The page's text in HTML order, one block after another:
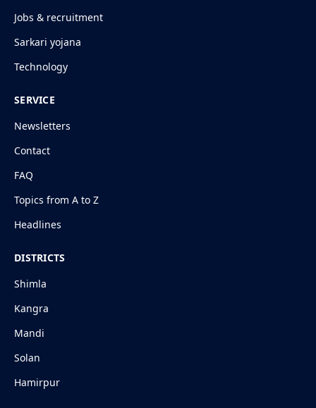
Jobs & recruitment
Sarkari yojana
Technology
SERVICE
Newsletters
Contact
FAQ
Topics from A to Z
Headlines
DISTRICTS
Shimla
Kangra
Mandi
Solan
Hamirpur